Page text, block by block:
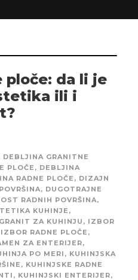
ploče: da li je
ili i
DEBLJINA GRANITNE
PLOČE , DEBLJINA
RADNE PLOČE , DIZAJN
, DUGOTRAJNE
RADNIH POVRŠINA,
KUHINJE ,
GRANIT ZA KUHINJU , IZBOR
IZBOR RADNE PLOČE ,
ZA ENTERIJER,
PO MERI , KUHINJSKA
, KUHINJSKE RADNE
, KUHINJSKI ENTERIJER,